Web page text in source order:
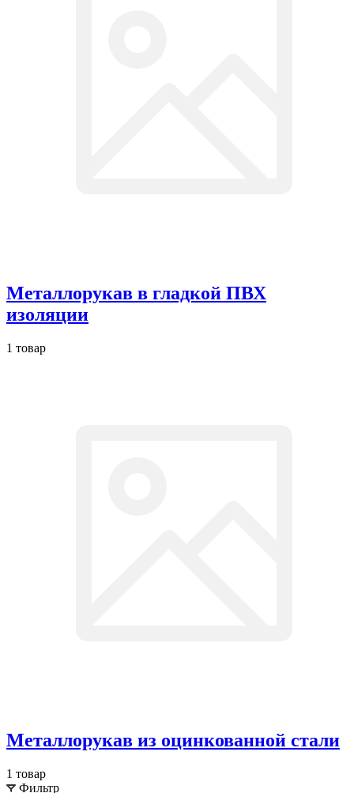
Металлорукав в гладкой ПВХ
изоляции
1 товар
Металлорукав из оцинкованной стали
1 товар
Фильтр